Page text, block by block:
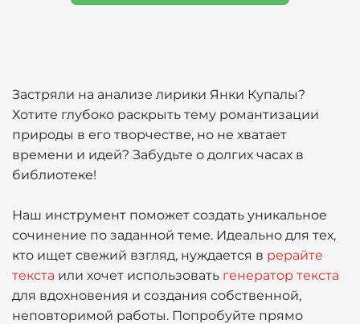
Застряли на анализе лирики Янки Купалы?
Хотите глубоко раскрыть тему романтизации
природы в его творчестве, но не хватает
времени и идей? Забудьте о долгих часах в
библиотеке!
Наш инструмент поможет создать уникальное
сочинение по заданной теме. Идеально для тех,
кто ищет свежий взгляд, нуждается в рерайте
текста или хочет использовать генератор текста
для вдохновения и создания собственной,
неповторимой работы. Попробуйте прямо